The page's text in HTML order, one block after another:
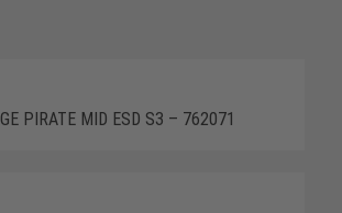
PIRATE MID ESD S3 – 762071